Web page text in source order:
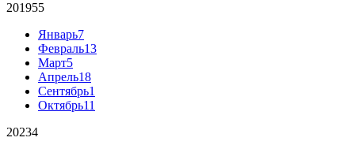
201955
Январь7
Февраль13
Март5
Апрель18
Сентябрь1
Октябрь11
20234